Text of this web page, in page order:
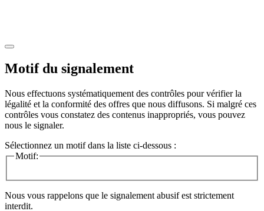
Motif du signalement
Nous effectuons systématiquement des contrôles pour vérifier la
légalité et la conformité des offres que nous diffusons. Si malgré ces
contrôles vous constatez des contenus inappropriés, vous pouvez
nous le signaler.
Sélectionnez un motif dans la liste ci-dessous :
Motif:
Nous vous rappelons que le signalement abusif est strictement
interdit.